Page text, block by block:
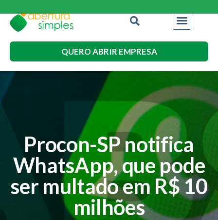
QUERO ABRIR EMPRESA
Procon-SP notifica
WhatsApp, que pode
ser multado em R$ 10
milhões